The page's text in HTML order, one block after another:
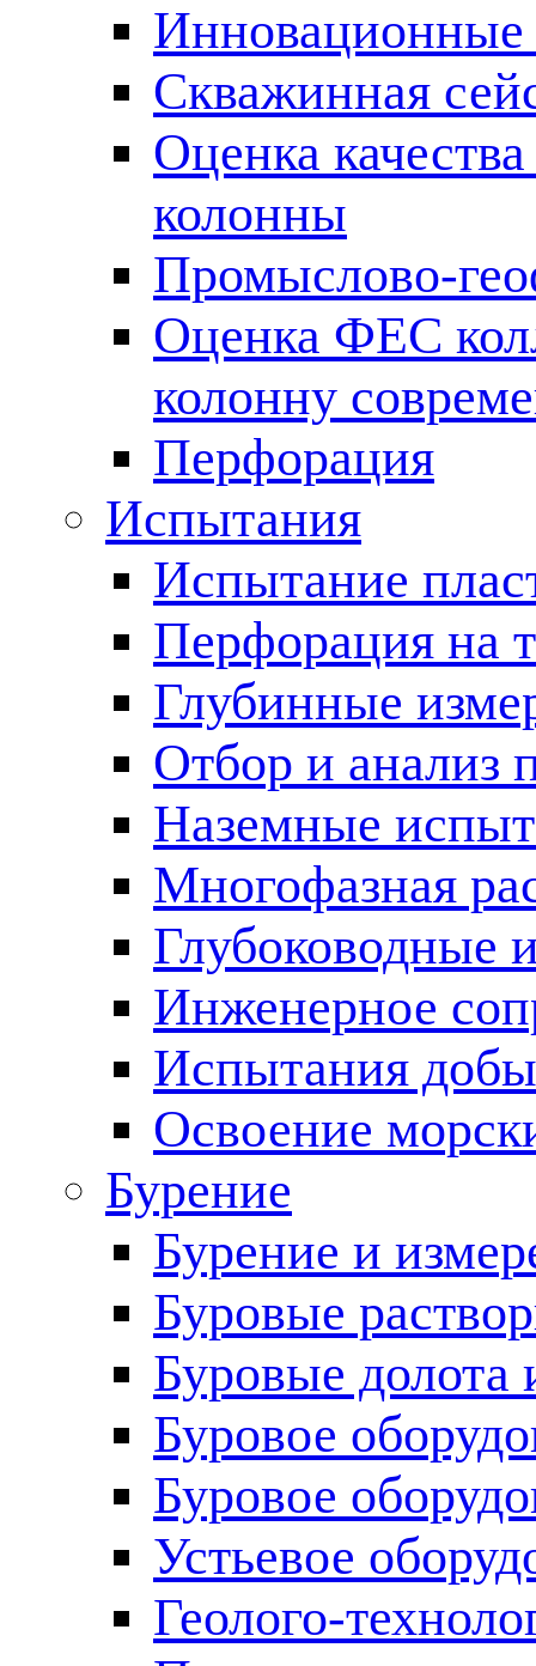
Инновационные
Скважинная
Оценка
колонны
Промыслово-
Оценка ФЕС
колонну
Перфорация
Испытания
Испытание
Перфорация на
Глубинные
Отбор и анализ
Наземные
Многофазная
Глубоководные
Инженерное
Испытания
Освоение
Бурение
Бурение и
Буровые
Буровые долота
Буровое
Буровое
Устьевое
Геолого-